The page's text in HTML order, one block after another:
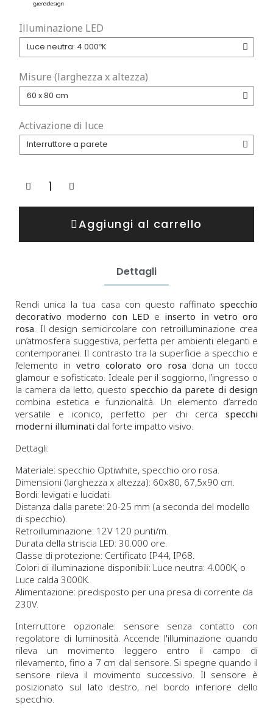
Illuminazione LED
Misure (larghezza x altezza)
Activazione di luce
Aggiungi al carrello
Dettagli
Rendi unica la tua casa con questo raffinato specchio
decorativo moderno con LED e inserto in vetro oro
rosa . Il design semicircolare con retroilluminazione crea
un’atmosfera suggestiva, perfetta per ambienti eleganti e
contemporanei. Il contrasto tra la superficie a specchio e
l’elemento in vetro colorato oro rosa dona un tocco
glamour e sofisticato. Ideale per il soggiorno, l’ingresso o
la camera da letto, questo specchio da parete di design
combina estetica e funzionalità. Un elemento d’arredo
versatile e iconico, perfetto per chi cerca specchi
moderni illuminati dal forte impatto visivo.
Dettagli:
Materiale: specchio Optiwhite, specchio oro rosa.
Dimensioni (larghezza x altezza): 60x80, 67,5x90 cm.
Bordi: levigati e lucidati.
Distanza dalla parete: 20-25 mm (a seconda del modello
di specchio).
Retroilluminazione: 12V 120 punti/m.
Durata della striscia LED: 30.000 ore.
Classe di protezione: Certificato IP44, IP68.
Colori di illuminazione disponibili: Luce neutra: 4.000K, o
Luce calda 3000K.
Alimentazione: predisposto per una presa di corrente da
230V.
Interruttore opzionale: sensore senza contatto con
regolatore di luminosità. Accende l'illuminazione quando
rileva un movimento leggero entro il campo di
rilevamento, fino a 7 cm dal sensore. Si spegne quando il
sensore rileva il movimento successivo. Il sensore è
posizionato sul lato destro, nel bordo inferiore dello
specchio.